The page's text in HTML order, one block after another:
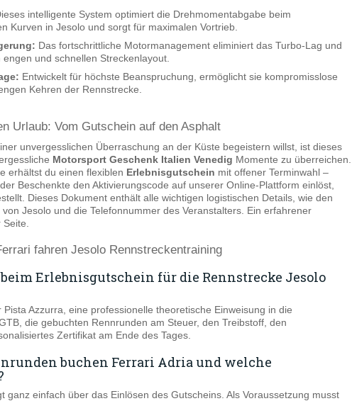
intelligente System optimiert die Drehmomentabgabe beim
Kurven in Jesolo und sorgt für maximalen Vortrieb.
Das fortschrittliche Motormanagement eliminiert das Turbo-Lag und
und schnellen Streckenlayout.
Entwickelt für höchste Beanspruchung, ermöglicht sie kompromisslose
Kehren der Rennstrecke.
Urlaub: Vom Gutschein auf den Asphalt
unvergesslichen Überraschung an der Küste begeistern willst, ist dieses
Motorsport Geschenk Italien Venedig Momente zu überreichen.
erhältst du einen flexiblen Erlebnisgutschein mit offener Terminwahl –
Beschenkte den Aktivierungscode auf unserer Online-Plattform einlöst,
Dieses Dokument enthält alle wichtigen logistischen Details, wie den
Jesolo und die Telefonnummer des Veranstalters. Ein erfahrener
fahren Jesolo Rennstreckentraining
Erlebnisgutschein für die Rennstrecke Jesolo
Azzurra, eine professionelle theoretische Einweisung in die
die gebuchten Rennrunden am Steuer, den Treibstoff, den
Zertifikat am Ende des Tages.
buchen Ferrari Adria und welche
ganz einfach über das Einlösen des Gutscheins. Als Voraussetzung musst